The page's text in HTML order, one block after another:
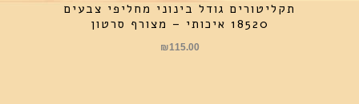
תקליטורים גודל בינוני מחליפי צבעים
18520 איכותי – מצורף סרטון
₪115.00